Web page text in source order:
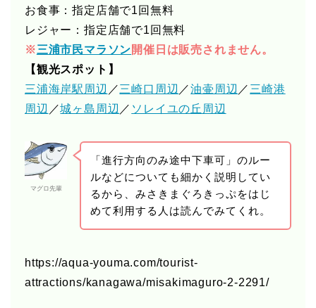
お食事：指定店舗で1回無料
レジャー：指定店舗で1回無料
※三浦市民マラソン開催日は販売されません。
【観光スポット】
三浦海岸駅周辺 ／三崎口周辺 ／油壷周辺 ／ 三崎港
周辺 ／城ヶ島周辺 ／ ソレイユの丘周辺
マグロ先輩
「進行方向のみ途中下車可」のルー
ルなどについても細かく説明してい
るから、みさきまぐろきっぷをはじ
めて利用する人は読んでみてくれ。
https://aqua-youma.com/tourist-
attractions/kanagawa/misakimaguro-2-2291/